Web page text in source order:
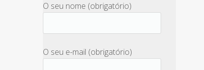
O seu nome (obrigatório)
O seu e-mail (obrigatório)